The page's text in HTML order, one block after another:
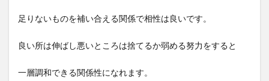
足りないものを補い合える関係で相性は良いです。
良い所は伸ばし悪いところは捨てるか弱める努力をすると
一層調和できる関係性になれます。